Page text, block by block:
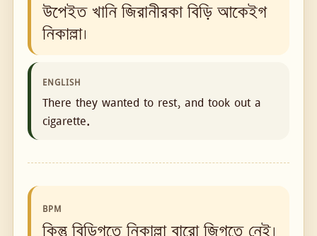
উপেইত খানি জিরানীরকা বিড়ি আকেইগ
নিকাল্লা।
ENGLISH
There they wanted to rest, and took out a
cigarette.
BPM
কিন্তু বিড়িগতে নিকাল্লা বারো জিগতে নেই।